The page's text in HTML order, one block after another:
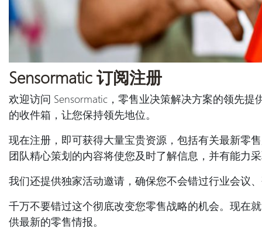
Sensormatic 订阅注册
欢迎访问 Sensormatic，零售业决策解决方案的领先
的收件箱，让您保持领先地位。
现在注册，即可获得大量宝贵资源，包括有关最新零
团队精心策划的内容将使您及时了解信息，并有能力
我们还提供独家活动邀请，确保您不会错过行业会议
千万不要错过这个彻底改变您零售战略的机会。现在
供最新的零售情报。